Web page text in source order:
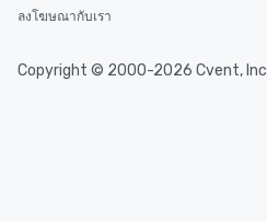
ลงโฆษณากับเรา
Copyright © 2000-2026 Cvent,